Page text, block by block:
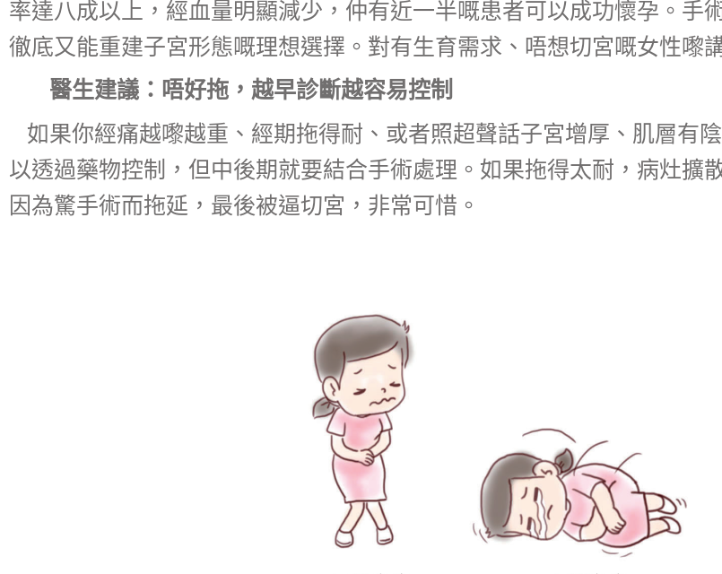
率達八成以上，經血量明顯減少，仲有近一半嘅患者可以成功懷孕。手
徹底又能重建子宮形態嘅理想選擇。對有生育需求、唔想切宮嘅女性嚟
醫生建議：唔好拖，越早診斷越容易控制
如果你經痛越嚟越重、經期拖得耐、或者照超聲話子宮增厚、肌層有
以透過藥物控制，但中後期就要結合手術處理。如果拖得太耐，病灶擴
因為驚手術而拖延，最後被逼切宮，非常可惜。